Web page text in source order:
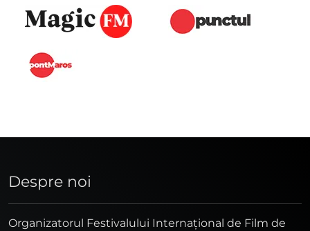
Despre noi
Organizatorul Festivalului Internaţional de Film de